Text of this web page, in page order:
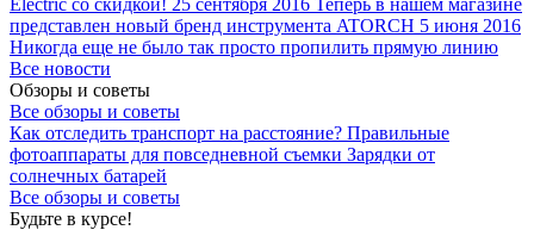
представлен новый бренд инструмента ATORCH 5 июня 2016
Никогда еще не было так просто пропилить прямую линию
Все новости
Обзоры и советы
Все обзоры и советы
Как отследить транспорт на расстояние? Правильные
фотоаппараты для повседневной съемки Зарядки от
солнечных батарей
Все обзоры и советы
Будьте в курсе!